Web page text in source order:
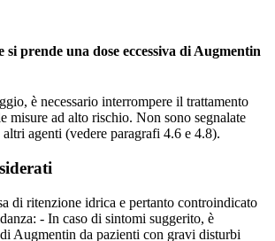
si prende una dose eccessiva di Augmentin
è necessario interrompere il trattamento
misure ad alto rischio. Non sono segnalate
agenti (vedere paragrafi 4.6 e 4.8).
di ritenzione idrica e pertanto controindicato
- In caso di sintomi suggerito, è
Augmentin da pazienti con gravi disturbi